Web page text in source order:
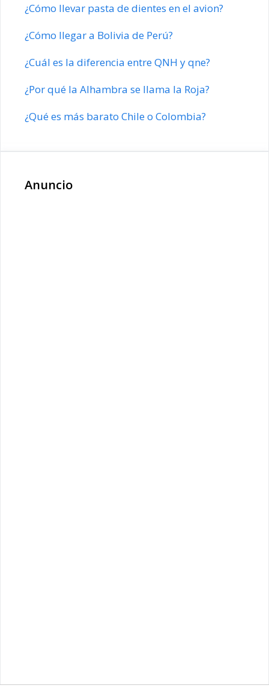
¿Cómo llevar pasta de dientes en el avion?
¿Cómo llegar a Bolivia de Perú?
¿Cuál es la diferencia entre QNH y qne?
¿Por qué la Alhambra se llama la Roja?
¿Qué es más barato Chile o Colombia?
Anuncio